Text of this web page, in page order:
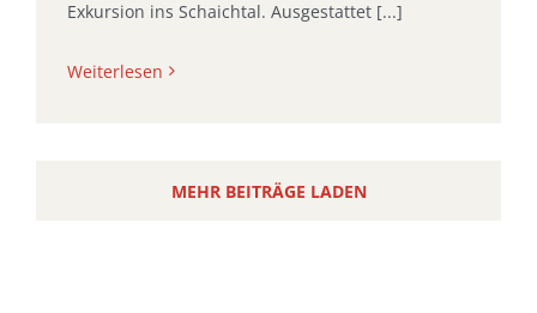
Exkursion ins Schaichtal. Ausgestattet [...]
Weiterlesen
MEHR BEITRÄGE LADEN